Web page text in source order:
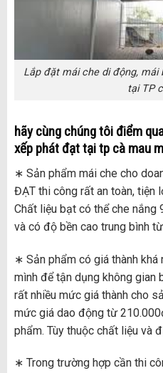
Lắp đặt mái che di động, mái
tại TP
hãy cùng chúng tôi điểm
xếp phát đạt tạitp cà mau
∗ Sản phẩm mái che cho
ĐẠT thi công rất an toàn, tiện
Chất liệu bạt có thể che nắng
và có độ bền cao trung bình
∗ Sản phẩm có giá thành
mình để tận dụng không gian
rất nhiều mức giá thành cho
mức giá dao động từ
phẩm. Tùy thuộc chất liệu và
∗ Trong trường hợp cần thi